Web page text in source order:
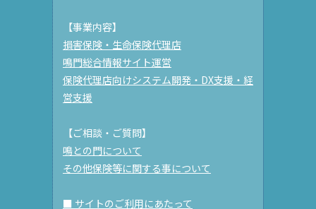
【事業内容】
損害保険・生命保険代理店
鳴門総合情報サイト運営
保険代理店向けシステム開発・DX支援・経
営支援
【ご相談・ご質問】
鳴との門について
その他保険等に関する事について
■ サイトのご利用にあたって